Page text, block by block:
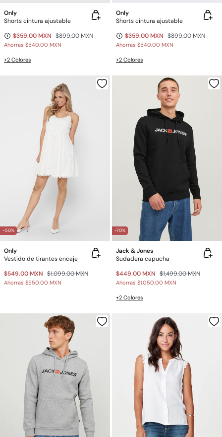
Only
Shorts cintura ajustable
$359.00 MXN $899.00 MXN
Ahorras $540.00 MXN
+2 Colores
Only
Shorts cintura ajustable
$359.00 MXN $899.00 MXN
Ahorras $540.00 MXN
+2 Colores
-50%
Only
Vestido de tirantes encaje
$549.00 MXN $1,099.00 MXN
Ahorras $550.00 MXN
-70%
Jack & Jones
Sudadera capucha
$449.00 MXN $1,499.00 MXN
Ahorras $1,050.00 MXN
+2 Colores